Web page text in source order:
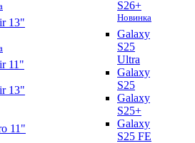
13"
11"
13"
11"
S26+
Новинка
Galaxy
S25
Ultra
Galaxy
S25
Galaxy
S25+
Galaxy
S25 FE